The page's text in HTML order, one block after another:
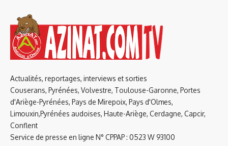
Actualités, reportages, interviews et sorties
Couserans, Pyrénées, Volvestre, Toulouse-Garonne, Portes
d'Ariège-Pyrénées, Pays de Mirepoix, Pays d'Olmes,
Limouxin,Pyrénées audoises, Haute-Ariège, Cerdagne, Capcir,
Conflent
Service de presse en ligne N° CPPAP : 0523 W 93100